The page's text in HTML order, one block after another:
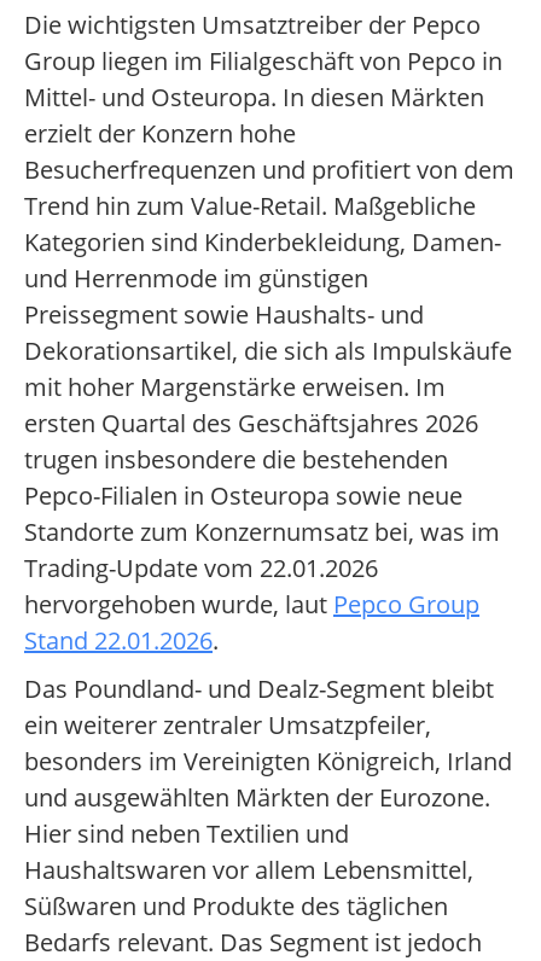
Die wichtigsten Umsatztreiber der Pepco
Group liegen im Filialgeschäft von Pepco in
Mittel- und Osteuropa. In diesen Märkten
erzielt der Konzern hohe
Besucherfrequenzen und profitiert von dem
Trend hin zum Value-Retail. Maßgebliche
Kategorien sind Kinderbekleidung, Damen-
und Herrenmode im günstigen
Preissegment sowie Haushalts- und
Dekorationsartikel, die sich als Impulskäufe
mit hoher Margenstärke erweisen. Im
ersten Quartal des Geschäftsjahres 2026
trugen insbesondere die bestehenden
Pepco-Filialen in Osteuropa sowie neue
Standorte zum Konzernumsatz bei, was im
Trading-Update vom 22.01.2026
hervorgehoben wurde, laut Pepco Group
Stand 22.01.2026.
Das Poundland- und Dealz-Segment bleibt
ein weiterer zentraler Umsatzpfeiler,
besonders im Vereinigten Königreich, Irland
und ausgewählten Märkten der Eurozone.
Hier sind neben Textilien und
Haushaltswaren vor allem Lebensmittel,
Süßwaren und Produkte des täglichen
Bedarfs relevant. Das Segment ist jedoch